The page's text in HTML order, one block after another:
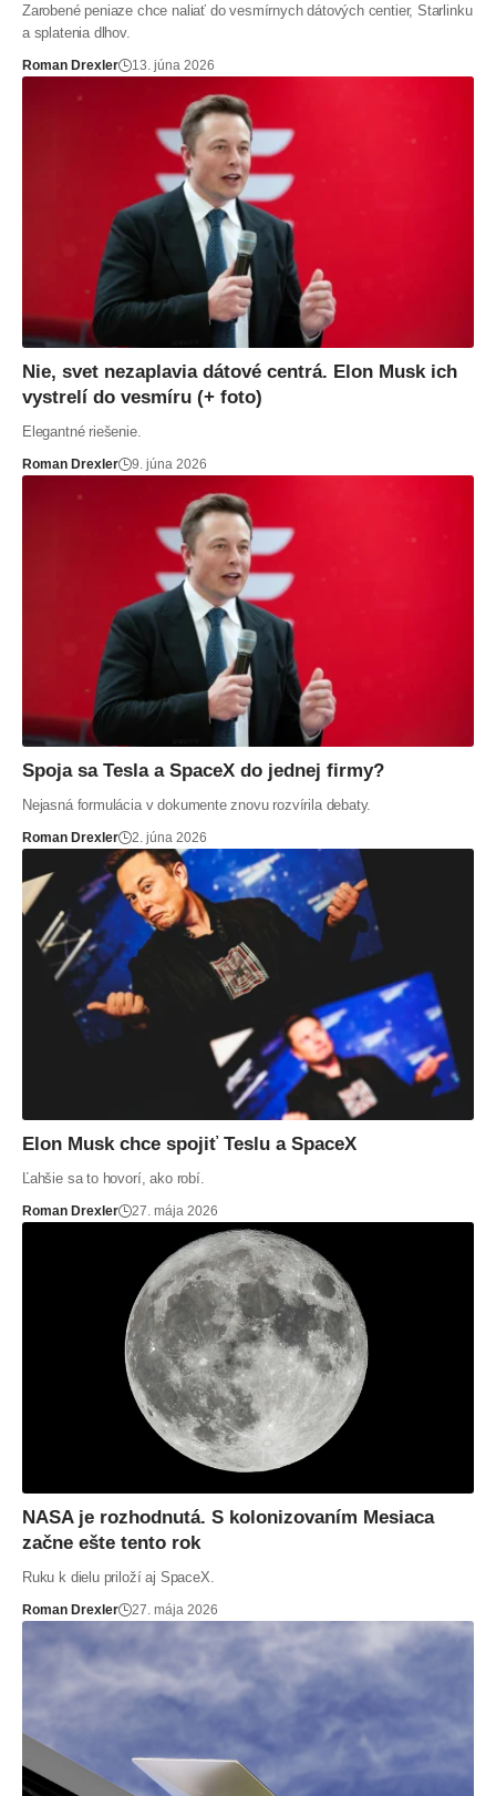
Zarobené peniaze chce naliať do vesmírnych dátových centier, Starlinku
a splatenia dlhov.
Roman Drexler 13. júna 2026
Nie, svet nezaplavia dátové centrá. Elon Musk ich
vystrelí do vesmíru (+ foto)
Elegantné riešenie.
Roman Drexler 9. júna 2026
Spoja sa Tesla a SpaceX do jednej firmy?
Nejasná formulácia v dokumente znovu rozvírila debaty.
Roman Drexler 2. júna 2026
Elon Musk chce spojiť Teslu a SpaceX
Ľahšie sa to hovorí, ako robí.
Roman Drexler 27. mája 2026
NASA je rozhodnutá. S kolonizovaním Mesiaca
začne ešte tento rok
Ruku k dielu priloží aj SpaceX.
Roman Drexler 27. mája 2026